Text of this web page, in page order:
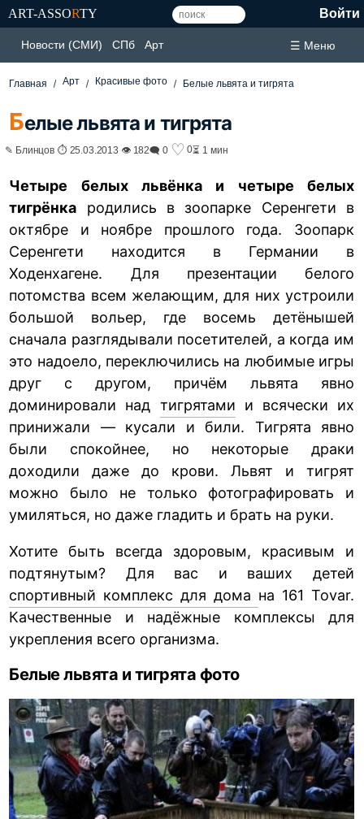
ART-ASSORTY Войти
Новости (СМИ) СПб Арт ☰ Меню
Главная Арт Красивые фото Белые львята и тигрята
Белые львята и тигрята
✎ Блинцов ⏱ 25.03.2013 👁 182🗨 0 ♡ 0⏳ 1 мин
Четыре белых львёнка и четыре белых
тигрёнка родились в зоопарке Серенгети в
октябре и ноябре прошлого года. Зоопарк
Серенгети находится в Германии в
Ходенхагене. Для презентации белого
потомства всем желающим, для них устроили
большой вольер, где восемь детёнышей
сначала разглядывали посетителей, а когда им
это надоело, переключились на любимые игры
друг с другом, причём львята явно
доминировали над тигрятами и всячески их
принижали — кусали и били. Тигрята явно
были спокойнее, но некоторые драки
доходили даже до крови. Львят и тигрят
можно было не только фотографировать и
умиляться, но даже гладить и брать на руки.
Хотите быть всегда здоровым, красивым и
подтянутым? Для вас и ваших детей
спортивный комплекс для дома на 161 Tovar.
Качественные и надёжные комплексы для
укрепления всего организма.
Белые львята и тигрята фото